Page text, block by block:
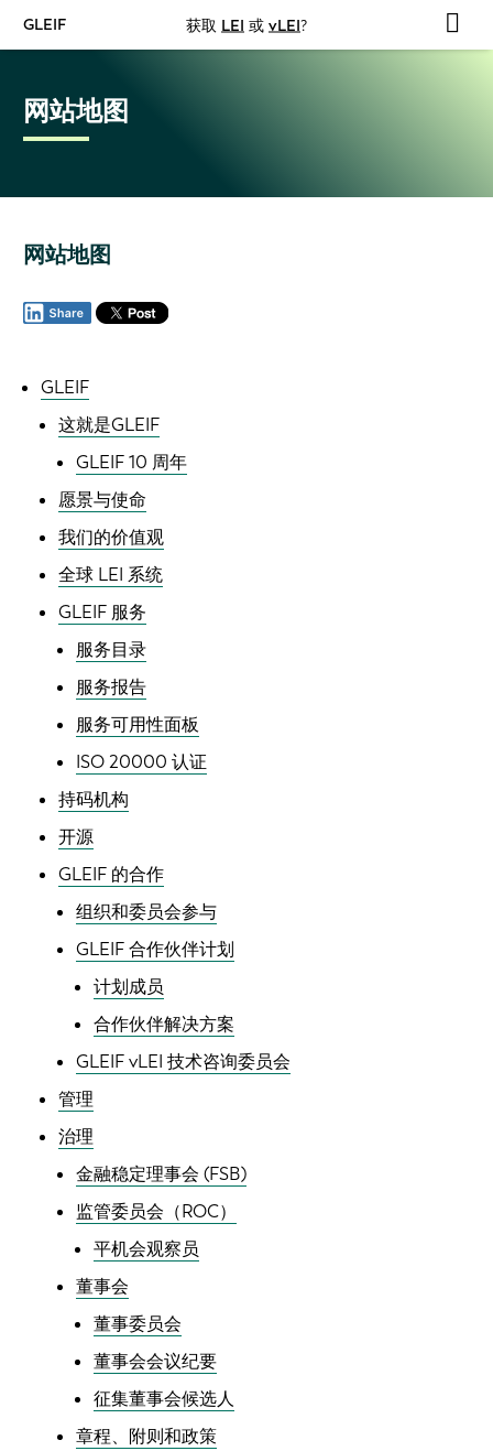
GLEIF 获取 LEI 或 vLEI?
网站地图
网站地图
GLEIF
这就是GLEIF
GLEIF 10 周年
愿景与使命
我们的价值观
全球 LEI 系统
GLEIF 服务
服务目录
服务报告
服务可用性面板
ISO 20000 认证
持码机构
开源
GLEIF 的合作
组织和委员会参与
GLEIF 合作伙伴计划
计划成员
合作伙伴解决方案
GLEIF vLEI 技术咨询委员会
管理
治理
金融稳定理事会 (FSB)
监管委员会（ROC）
平机会观察员
董事会
董事委员会
董事会会议纪要
征集董事会候选人
章程、附则和政策